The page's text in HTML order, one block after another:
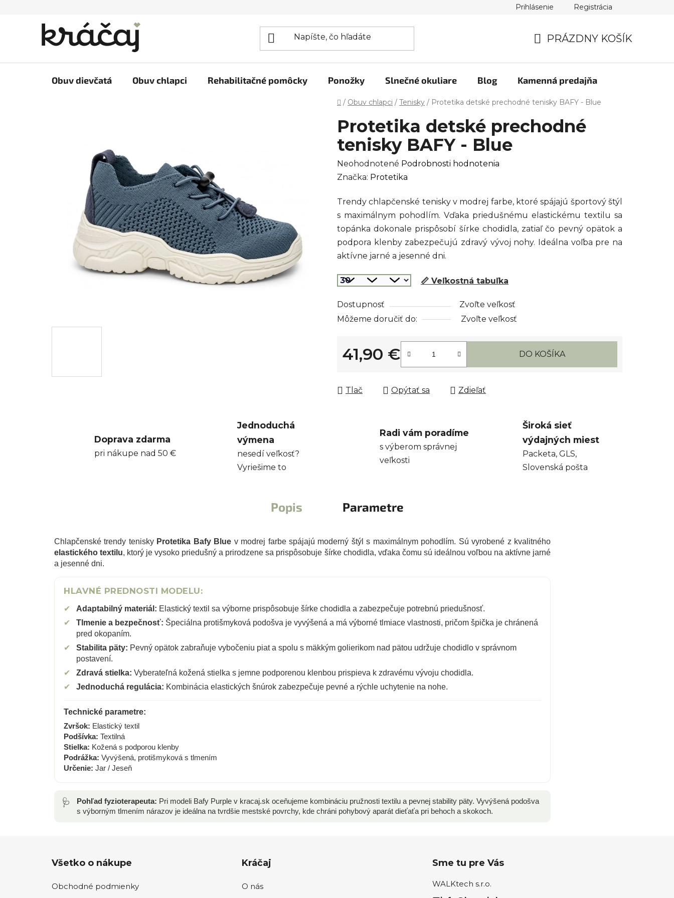
Prihlásenie Registrácia
KOŠÍK
PRÁZDNY KOŠÍK
Obuv dievčatá Obuv chlapci Rehabilitačné pomôcky Ponožky Slnečné okuliare Blog Kamenná predajňa
Domov
/ Obuv chlapci / Tenisky / Protetika detské prechodné tenisky BAFY - Blue
Protetika detské prechodné
tenisky BAFY - Blue
Priemerné
hodnotenie
je
0,0
z
5
hviezdičiek.
Neohodnotené Podrobnosti hodnotenia
Značka: Protetika
Trendy chlapčenské tenisky v modrej farbe, ktoré spájajú športový štýl
s maximálnym pohodlím. Vďaka priedušnému elastickému textilu sa
topánka dokonale prispôsobí šírke chodidla, zatiaľ čo pevný opätok a
podpora klenby zabezpečujú zdravý vývoj nohy. Ideálna voľba pre na
aktívne jarné a jesenné dni.
📏 Veľkostná tabuľka
Dostupnosť
Zvoľte veľkosť
Môžeme doručiť do:
Zvoľte veľkosť
41,90 €
Jednotková cena:
DO KOŠÍKA
Tlač Opýtať sa Zdieľať
Doprava zdarma
pri nákupe nad 50 €
Jednoduchá
výmena
nesedí veľkosť?
Vyriešime to
Radi vám poradíme
s výberom správnej
veľkosti
Široká sieť
výdajných miest
Packeta, GLS,
Slovenská pošta
Popis Parametre
Chlapčenské trendy tenisky Protetika Bafy Blue v modrej farbe spájajú moderný štýl s maximálnym pohodlím. Sú vyrobené z kvalitného
elastického textilu, ktorý je vysoko priedušný a prirodzene sa prispôsobuje šírke chodidla, vďaka čomu sú ideálnou voľbou na aktívne jarné
a jesenné dni.
HLAVNÉ PREDNOSTI MODELU:
✔ Adaptabilný materiál: Elastický textil sa výborne prispôsobuje šírke chodidla a zabezpečuje potrebnú priedušnosť.
✔
Tlmenie a bezpečnosť: Špeciálna protišmyková podošva je vyvýšená a má výborné tlmiace vlastnosti, pričom špička je chránená
pred okopaním.
✔
Stabilita päty: Pevný opätok zabraňuje vybočeniu piat a spolu s mäkkým golierikom nad pätou udržuje chodidlo v správnom
postavení.
✔
Zdravá stielka: Vyberateľná kožená stielka s jemne podporenou klenbou prispieva k zdravému vývoju chodidla.
✔
Jednoduchá regulácia: Kombinácia elastických šnúrok zabezpečuje pevné a rýchle uchytenie na nohe.
Technické parametre:
Zvršok: Elastický textil
Podšívka: Textilná
Stielka: Kožená s podporou klenby
Podrážka: Vyvýšená, protišmyková s tlmením
Určenie: Jar / Jeseň
🩺 Pohľad fyzioterapeuta: Pri modeli Bafy Purple v kracaj.sk oceňujeme kombináciu pružnosti textilu a pevnej stability päty. Vyvýšená podošva
s výborným tlmením nárazov je ideálna na tvrdšie mestské povrchy, kde chráni pohybový aparát dieťaťa pri behoch a skokoch.
Všetko o nákupe
Obchodné podmienky
Kráčaj
O nás
Sme tu pre Vás
WALKtech s.r.o.